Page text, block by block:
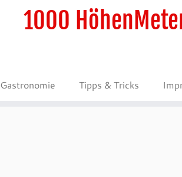
1000
Gastronomie Tipps & Tricks